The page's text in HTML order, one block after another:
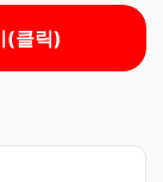
(클릭)